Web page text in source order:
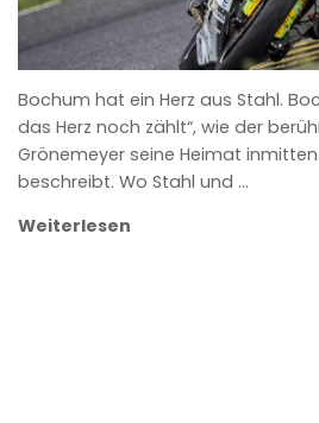
Bochum hat ein Herz aus Stahl.
das Herz noch zählt“, wie der
Grönemeyer seine Heimat
beschreibt. Wo Stahl und …
Weiterlesen